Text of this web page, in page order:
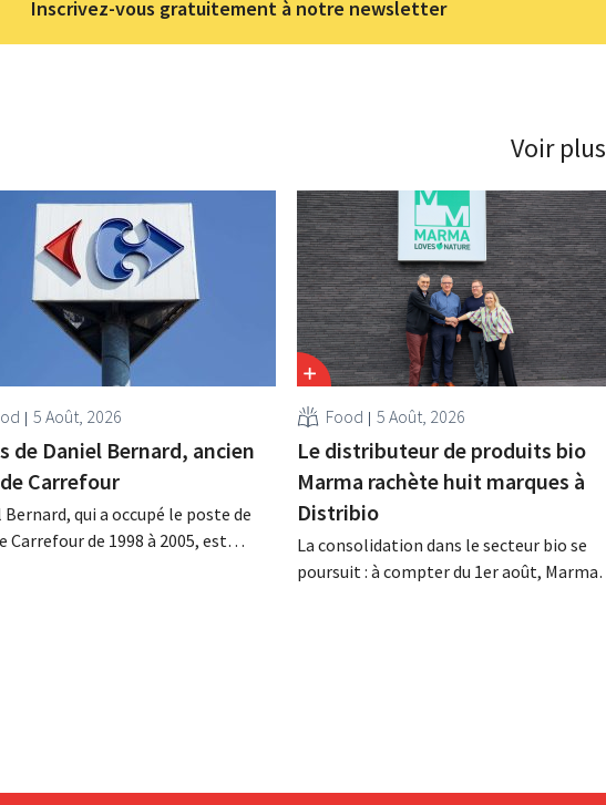
Inscrivez-vous gratuitement à notre newsletter
Voir plus
5 Août, 2026
de Daniel Bernard, ancien
Carrefour
Bernard, qui a occupé le poste de
Carrefour de 1998 à 2005, est
Food 5 Août, 2026
Le distributeur de produits bio
Marma rachète huit marques à
Distribio
La consolidation dans le secteur bio se
poursuit : à compter du 1er août, Marma,